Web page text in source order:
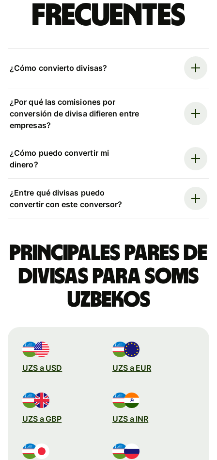
frecuentes
¿Cómo convierto divisas?
¿Por qué las comisiones por
conversión de divisa difieren entre
empresas?
¿Cómo puedo convertir mi
dinero?
¿Entre qué divisas puedo
convertir con este conversor?
Principales pares de
divisas para soms
uzbekos
UZS a USD UZS a EUR
UZS a GBP UZS a INR